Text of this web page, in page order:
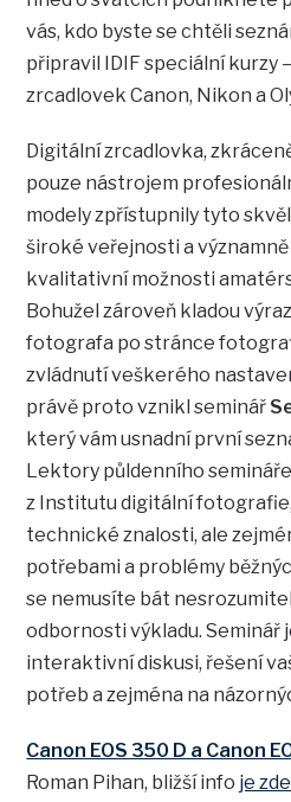
vás, kdo byste se chtěli
připravil IDIF speciální kurzy
zrcadlovek Canon, Nikon a
Digitální zrcadlovka,
pouze nástrojem
modely zpřístupnily tyto
široké veřejnosti a
kvalitativní možnosti
Bohužel zároveň kladou
fotografa po stránce
zvládnutí veškerého
právě proto vznikl seminář
který vám usnadní první
Lektory půldenního
z Institutu digitální
technické znalosti, ale
potřebami a problémy
se nemusíte bát
odbornosti výkladu. Seminář
interaktivní diskusi, řešení
potřeb a zejména na
Canon EOS 350 D a Canon
Roman Pihan, bližší info je